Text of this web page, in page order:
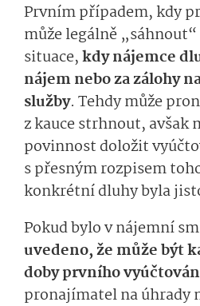
Prvním případem, kdy
můželegálně
situace,kdy nájemce
nájemnebo za zálohy
služby. Tehdy může
z kauce strhnout, avšak
povinnost dolo­žit
spřesnýmroz­pisem
konkrétní dluhy byla
Pokud bylo v nájemní
uvedeno, že může být
doby prvního
pronajímatel na úhrady